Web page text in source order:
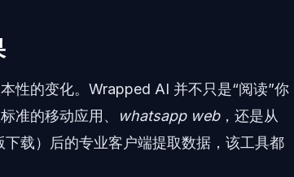
性的变化。Wrapped AI 并不只是“阅读”你
准的移动应用、
whatsapp web，还是从
载）后的专业客户端提取数据，该工具都